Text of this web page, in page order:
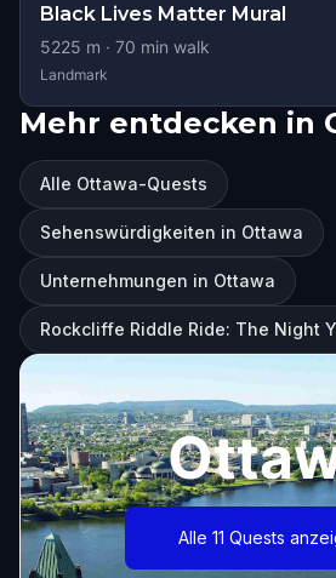
Black Lives Matter Mural
5225 m · 70 min walk
Landmark
Mehr entdecken in
Alle Ottawa-Quests
Sehenswürdigkeiten in Ottawa
Unternehmungen in Ottawa
Rockcliffe Riddle Ride: The Night
Alle 11 Quests